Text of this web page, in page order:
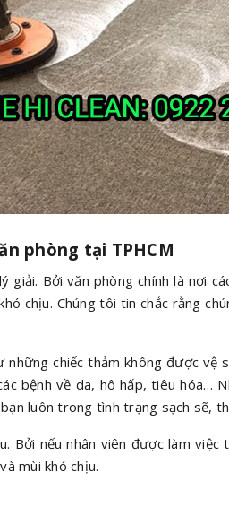
phòng tại TPHCM
giải. Bởi văn phòng chính là nơi
chịu. Chúng tôi tin chắc rằng
chiếc thảm không được
bệnh về da, hô hấp, tiêu hóa…
luôn trong tình trạng sạch sẽ,
Bởi nếu nhân viên được làm
mùi khó chịu.